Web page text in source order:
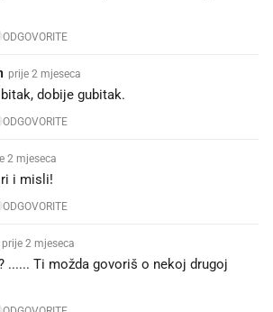
ODGOVORITE
prije 2 mjeseca
dobije gubitak.
ODGOVORITE
2 mjeseca
i misli!
ODGOVORITE
prije 2 mjeseca
...... Ti možda govoriš o nekoj drugoj